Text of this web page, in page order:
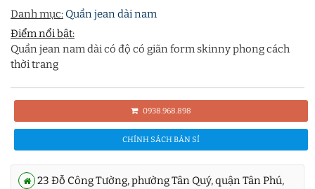
Danh mục: Quần jean dài nam
Điểm nổi bật:
Quần jean nam dài có độ có giãn form skinny phong cách
thời trang
0938.968.898
CHÍNH SÁCH BÁN SỈ
23 Đỗ Công Tường, phường Tân Quý, quận Tân Phú,